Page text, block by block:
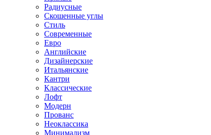
Радиусные
Скошенные углы
Стиль
Современные
Евро
Английские
Дизайнерские
Итальянские
Кантри
Классические
Лофт
Модерн
Прованс
Неоклассика
Минимализм